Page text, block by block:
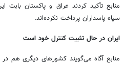
منابع تأکید کردند عراق و پاکستان بابت
سپاه پاسداران پرداخت نکرده‌اند.
ایران در حال تثبیت کنترل خود است
منابع آگاه می‌گویند کشورهای دیگری هم